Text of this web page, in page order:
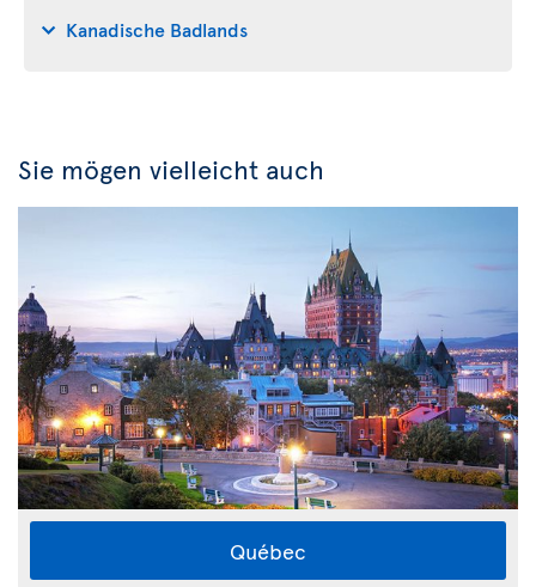
Kanadische Badlands
Sie mögen vielleicht auch
Québec